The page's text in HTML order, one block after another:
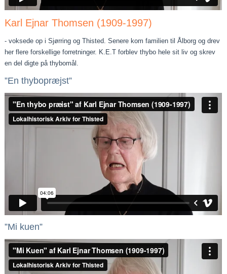
Karl Ejnar Thomsen (1909-1997)
- voksede op i Sjørring og Thisted. Senere kom familien til Ålborg og drev
her flere forskellige forretninger. K.E.T forblev thybo hele sit liv og skrev
en del digte på thybomål.
”En thybopræjst”
”Mi kuen”